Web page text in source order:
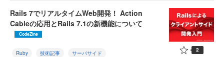
Rails 7でリアルタイムWeb開発！ Action
Cableの応用とRails 7.1の新機能について
CodeZine
Ruby 技術記事 サーバサイド 2